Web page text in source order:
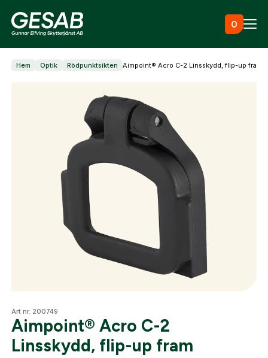
0
Ammunition
Utrustning
Jaktkläder & skor
Måltavlor
Optik
Hem Optik Rödpunktsikten Aimpoint® Acro C-2 Linsskydd, flip-up fram
Art nr. 200749
Aimpoint® Acro C-2
Linsskydd, flip-up fram
Skapa konto
Fyll i dina företags- eller föreningsuppgifter i
formuläret så återkommer vi till dig när kontot är